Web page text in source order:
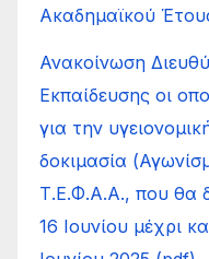
Ακαδημαϊκού
Ανακοίνωση
Εκπαίδευσης οι
για την
δοκιμασία
Τ.Ε.Φ.Α.Α., που θα
16 Ιουνίου μέχρι